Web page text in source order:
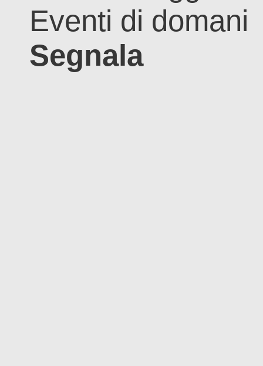
Eventi di domani
Segnala